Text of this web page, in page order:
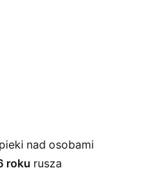
nad osobami
roku rusza